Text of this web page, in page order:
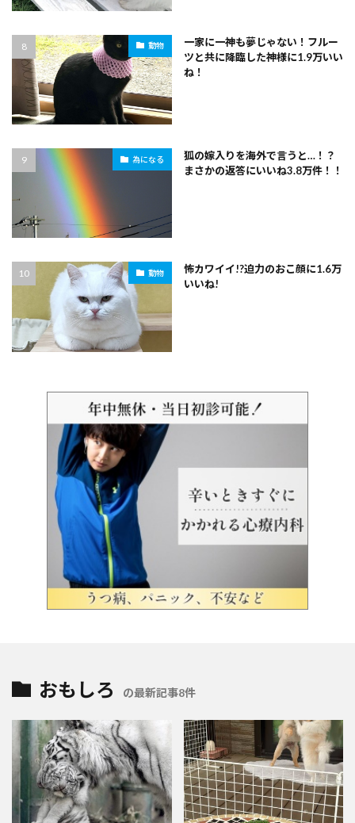
動物
一家に一神も夢じゃない！フルー
ツと共に降臨した神様に1.9万いい
ね！
為になる
狐の嫁入りを海外で言うと…！？
まさかの返答にいいね3.8万件！！
動物
怖カワイイ!?迫力のおこ顔に1.6万
いいね!
おもしろ の最新記事8件